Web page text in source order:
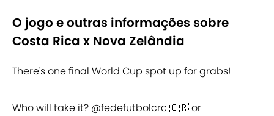
O jogo e outras informações sobre
Costa Rica x Nova Zelândia
There's one final World Cup spot up for grabs!
Who will take it? @fedefutbolcrc 🇨🇷 or